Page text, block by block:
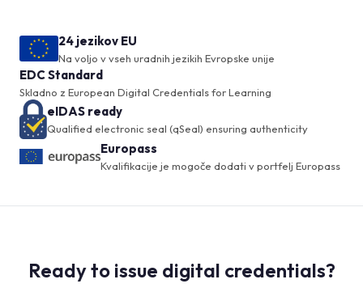
24 jezikov EU
Na voljo v vseh uradnih jezikih Evropske unije
EDC Standard
Skladno z European Digital Credentials for Learning
eIDAS ready
Qualified electronic seal (qSeal) ensuring authenticity
Europass
Kvalifikacije je mogoče dodati v portfelj Europass
Ready to issue digital credentials?